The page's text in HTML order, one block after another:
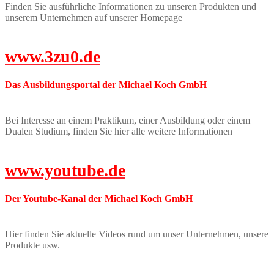
Finden Sie ausführliche Informationen zu unseren Produkten und
unserem Unternehmen auf unserer Homepage
www.3zu0.de
Das Ausbildungsportal der Michael Koch GmbH
Bei Interesse an einem Praktikum, einer Ausbildung oder einem
Dualen Studium, finden Sie hier alle weitere Informationen
www.youtube.de
Der Youtube-Kanal der Michael Koch GmbH
Hier finden Sie aktuelle Videos rund um unser Unternehmen, unsere
Produkte usw.